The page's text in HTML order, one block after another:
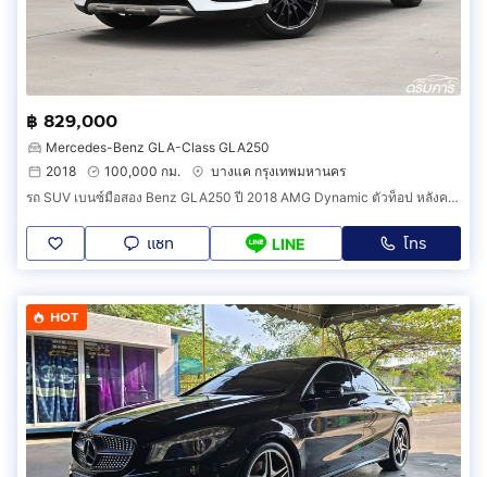
฿ 829,000
Mercedes-Benz GLA-Class GLA250
2018
100,000 กม.
บางแค กรุงเทพมหานคร
รถ SUV เบนซ์มือสอง Benz GLA250 ปี 2018 AMG Dynamic ตัวท็อป หลังคาแก้ว ไมล์แท้ 10X,XXX km. สภาพใหม่จัด (รหัสสินค้า AIED)
แชท LINE โทร
HOT